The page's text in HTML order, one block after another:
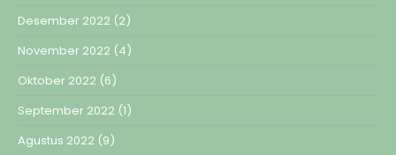
Desember 2022 (2)
November 2022 (4)
Oktober 2022 (6)
September 2022 (1)
Agustus 2022 (9)